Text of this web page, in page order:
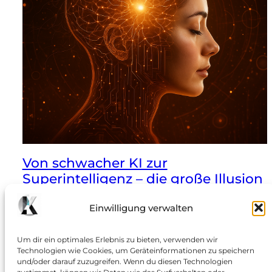
Einwilligung verwalten
Um dir ein optimales Erlebnis zu bieten, verwenden wir
Technologien wie Cookies, um Geräteinformationen zu speichern
und/oder darauf zuzugreifen. Wenn du diesen Technologien
Von schwacher KI zur
Superintelligenz – die große Illusion
des Bewusstseins
Verstehen führen könne: Drei Stufen künstlicher
Intelligenz Künstliche Intelligenz wird meist in drei
Entwicklungsstufen eingeteilt: schwache KI, starke KI